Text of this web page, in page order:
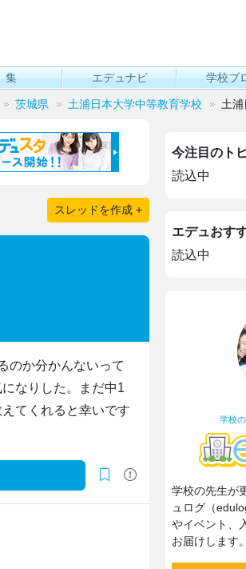
集 エデュナビ 学校ブ
茨城県 土浦日本大学中等教育学校 土浦
スレッドを作成 +
のか分かんないって
なりした。まだ中1
てくれると幸いです
今注目のト
読込中
エデュおす
読込中
学校
学校の先生が
ュログ（
やイベント、
お届けします。